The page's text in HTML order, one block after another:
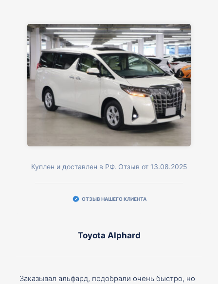
Куплен и доставлен в РФ. Отзыв от 13.08.2025
ОТЗЫВ НАШЕГО КЛИЕНТА
Toyota Alphard
Заказывал альфард, подобрали очень быстро, но